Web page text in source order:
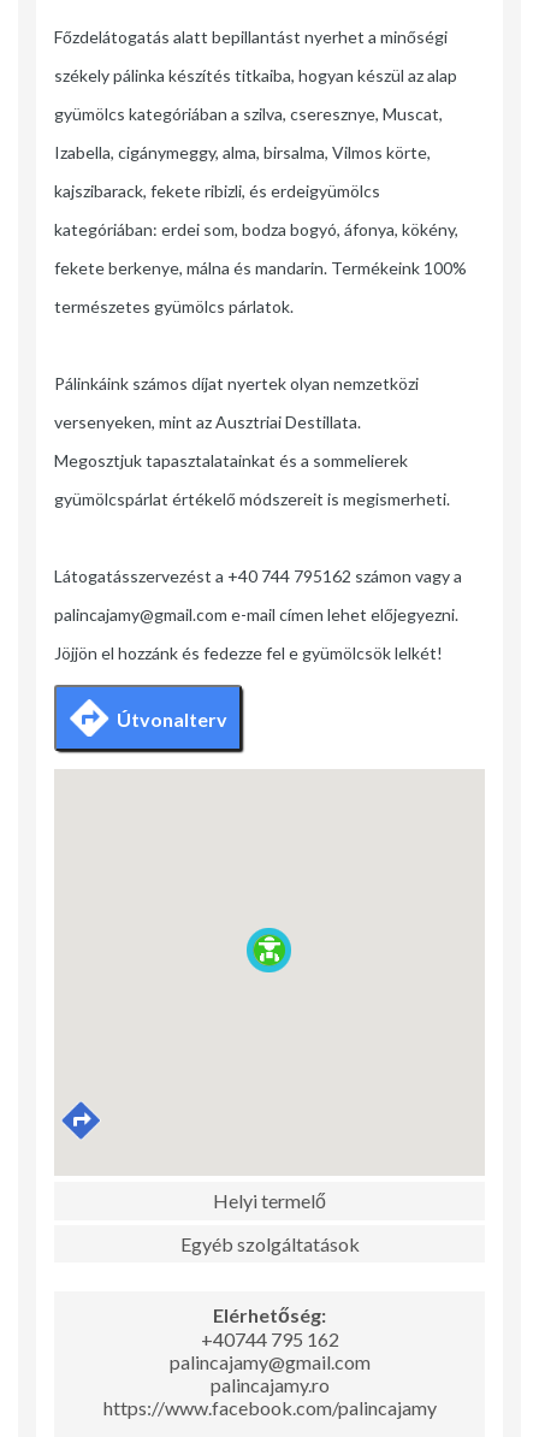
Főzdelátogatás alatt bepillantást nyerhet a minőségi
székely pálinka készítés titkaiba, hogyan készül az alap
gyümölcs kategóriában a szilva, cseresznye, Muscat,
Izabella, cigánymeggy, alma, birsalma, Vilmos körte,
kajszibarack, fekete ribizli, és erdeigyümölcs
kategóriában: erdei som, bodza bogyó, áfonya, kökény,
fekete berkenye, málna és mandarin. Termékeink 100%
természetes gyümölcs párlatok.
Pálinkáink számos díjat nyertek olyan nemzetközi
versenyeken, mint az Ausztriai Destillata.
Megosztjuk tapasztalatainkat és a sommelierek
gyümölcspárlat értékelő módszereit is megismerheti.
Látogatásszervezést a +40 744 795162 számon vagy a
palincajamy@gmail.com e-mail címen lehet előjegyezni.
Jöjjön el hozzánk és fedezze fel e gyümölcsök lelkét!
Útvonalterv
Helyi termelő
Egyéb szolgáltatások
Elérhetőség:
+40744 795 162
palincajamy@gmail.com
palincajamy.ro
https://www.facebook.com/palincajamy